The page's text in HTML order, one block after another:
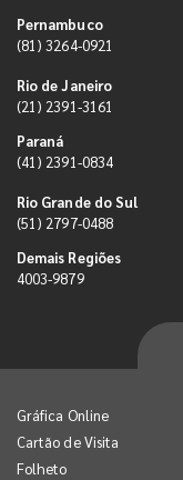
Pernambuco
(81) 3264-0921
Rio de Janeiro
(21) 2391-3161
Paraná
(41) 2391-0834
Rio Grande do Sul
(51) 2797-0488
Demais Regiões
4003-9879
Gráfica Online
Cartão de Visita
Folheto